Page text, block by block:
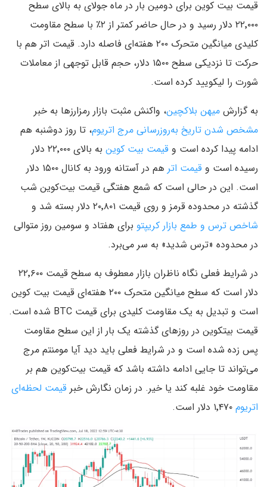
قیمت بیت کوین برای دومین بار در ماه جولای به بالای سطح
۲۲٬۰۰۰ دلار رسید و در حال حاضر کمتر از ۲٪ با سطح مقاومت
کلیدی میانگین متحرک ۲۰۰ هفته‌ای فاصله دارد. قیمت اتر هم با
حرکت تا نزدیکی سطح ۱۵۰۰ دلار، حجم قابل توجهی از معاملات
شورت را لیکویید کرده است.
به گزارش میهن بلاکچین، واکنش مثبت بازار رمزارزها به خبر
مشخص شدن تاریخ به‌روزرسانی مرج اتریوم، تا روز دوشنبه هم
ادامه پیدا کرده است و قیمت بیت کوین
به بالای ۲۲٬۰۰۰ دلار
رسیده است و قیمت اتر
هم در آستانه ورود به کانال ۱۵۰۰ دلار
است. این در حالی است که شمع هفتگی قیمت بیت‌کوین شب
گذشته در محدوده قرمز و روی قیمت ۲۰٬۸۰۱ دلار بسته شد و
شاخص ترس و طمع بازار کریپتو برای هفتاد و سومین روز متوالی
در محدوده «ترس شدید» به سر می‌برد.
در شرایط فعلی نگاه ناظران بازار معطوف به سطح قیمت ۲۲٬۶۰۰
دلار است که سطح میانگین متحرک ۲۰۰ هفته‌ای قیمت بیت کوین
است و تبدیل به یک مقاومت کلیدی برای قیمت BTC شده است.
قیمت بیتکوین در روزهای گذشته یک بار از این سطح مقاومت
پس زده شده است و در شرایط فعلی باید دید آیا مومنتم مرج
می‌تواند تا جایی ادامه داشته باشد که قیمت بیت‌کوین هم بر
مقاومت خود غلبه کند یا خیر. در زمان نگارش خبر قیمت لحظه‌ای
اتریوم